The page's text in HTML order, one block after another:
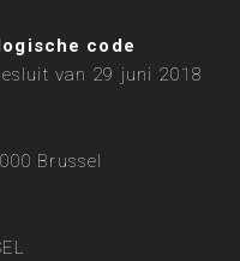
code
van 29 juni 2018
Brussel